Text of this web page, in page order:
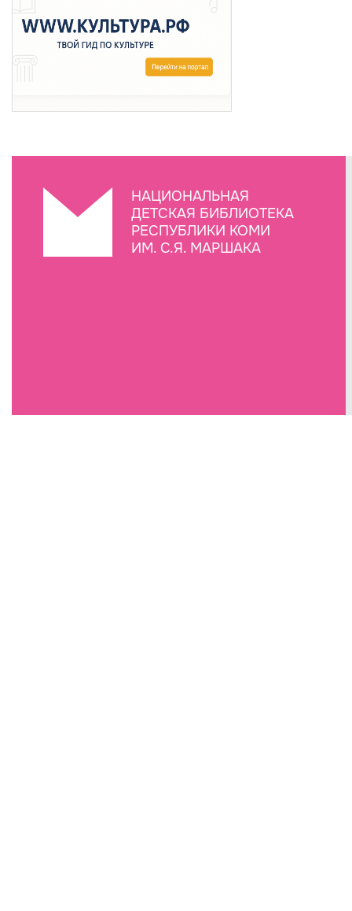
НАЦИОНАЛЬНАЯ
ДЕТСКАЯ БИБЛИОТЕКА
РЕСПУБЛИКИ КОМИ
ИМ. С.Я. МАРШАКА